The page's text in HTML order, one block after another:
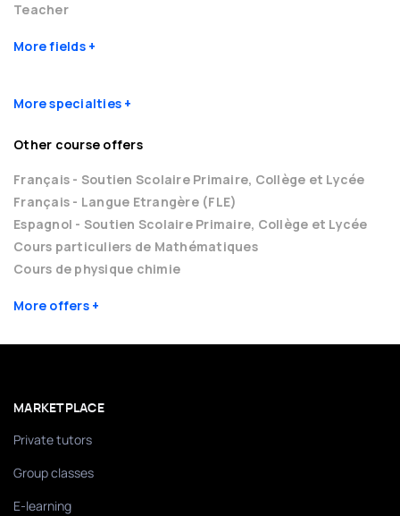
Teacher
More fields
More specialties
Other course offers
Français - Soutien Scolaire Primaire, Collège et Lycée
Français - Langue Etrangère (FLE)
Espagnol - Soutien Scolaire Primaire, Collège et Lycée
Cours particuliers de Mathématiques
Cours de physique chimie
More offers
MARKETPLACE
Private tutors
Group classes
E-learning